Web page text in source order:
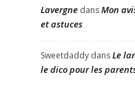
Lavergne dansMon
et astuces
Sweetdaddy dansLe
le dico pour les